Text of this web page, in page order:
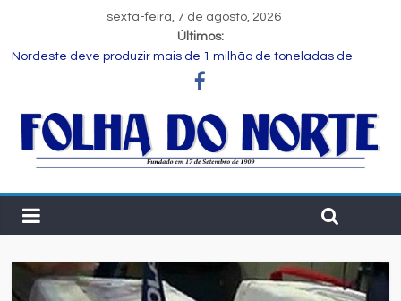
sexta-feira, 7 de agosto, 2026
Últimos:
Nordeste deve produzir mais de 1 milhão de toneladas de
Novas regras para notas fiscais entram em vigor; entenda o que
muda para as empresas
Programa Speak Up reúne estudantes da rede municipal em
Estudante de Salvador é selecionada para intercâmbio em
tecnologia na China